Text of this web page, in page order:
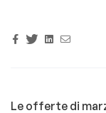
Facebook
TwitterLinkedin
Le offerte di